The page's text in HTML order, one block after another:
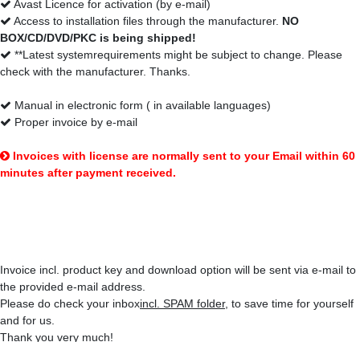
Avast Licence for activation (by e-mail)
Access to installation files through the manufacturer. NO
BOX/CD/DVD/PKC is being shipped!
**Latest systemrequirements might be subject to change. Please
check with the manufacturer. Thanks.
Manual in electronic form ( in available languages)
Proper invoice by e-mail
Invoices with license are normally sent to your Email within 60
minutes after payment received.
Invoice incl. product key and download option will be sent via e-mail to
the provided e-mail address.
Please do check your inboxincl. SPAM folder, to save time for yourself
and for us.
Thank you very much!